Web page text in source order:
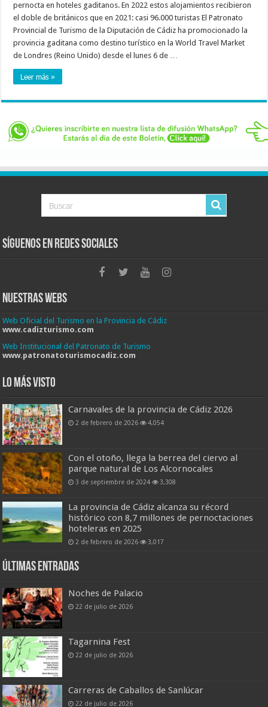
pernocta en hoteles gaditanos. En 2022 estos alojamientos recibieron
el doble de británicos que en 2021: casi 96.000 turistas El Patronato
Provincial de Turismo de la Diputación de Cádiz ha promocionado la
provincia gaditana como destino turístico en la World Travel Market
de Londres (Reino Unido) desde el lunes 6 de …
Leer más »
Síguenos en Redes Sociales
Nuestras Webs
Web Oficial del Turismo en la Provincia de Cádiz
www.cadizturismo.com
Web Institucional del Patronato de Turismo
www.patronatoturismocadiz.com
Lo más visto
Carnavales de la provincia de Cádiz 2026
2 de febrero de 2026 4,054
Con el otoño, llega la berrea del ciervo al
parque natural de Los Alcornocales
3 de septiembre de 2024 3,308
La provincia de Cádiz alcanza su récord
histórico con 8,7 millones de pernoctaciones
hoteleras en 2025
2 de febrero de 2026 3,017
Últimas entradas
Noches de Palacio
22 de julio de 2026
Tagarnina Fest
22 de julio de 2026
Carreras de Caballos de Sanlúcar
22 de julio de 2026